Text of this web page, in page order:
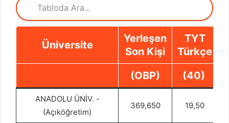
Üniversite
Yerleşen
Son Kişi
TYT
Türkçe
(OBP)
(40)
ANADOLU ÜNİV. -
(Açıköğretim)
369,650 19,50